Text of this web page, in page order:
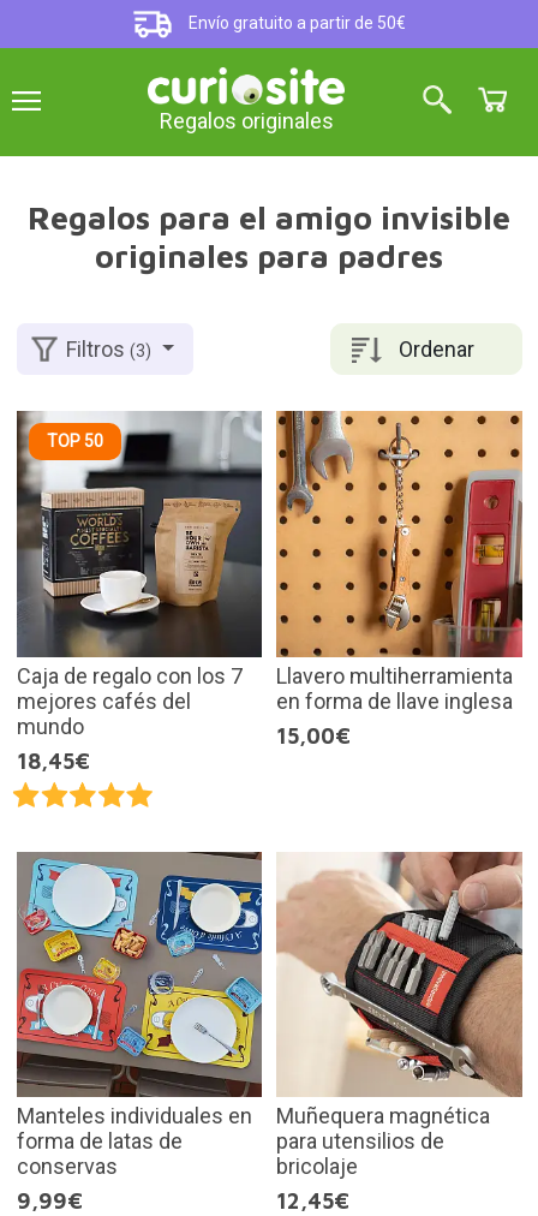
Envío gratuito a partir de 50€
Regalos originales
Regalos para el amigo invisible
originales para padres
Ordenar
Filtros(3)
TOP 50
Caja de regalo con los 7
mejores cafés del
mundo
18,45€
Llavero multiherramienta
en forma de llave inglesa
15,00€
Manteles individuales en
forma de latas de
conservas
9,99€
Muñequera magnética
para utensilios de
bricolaje
12,45€